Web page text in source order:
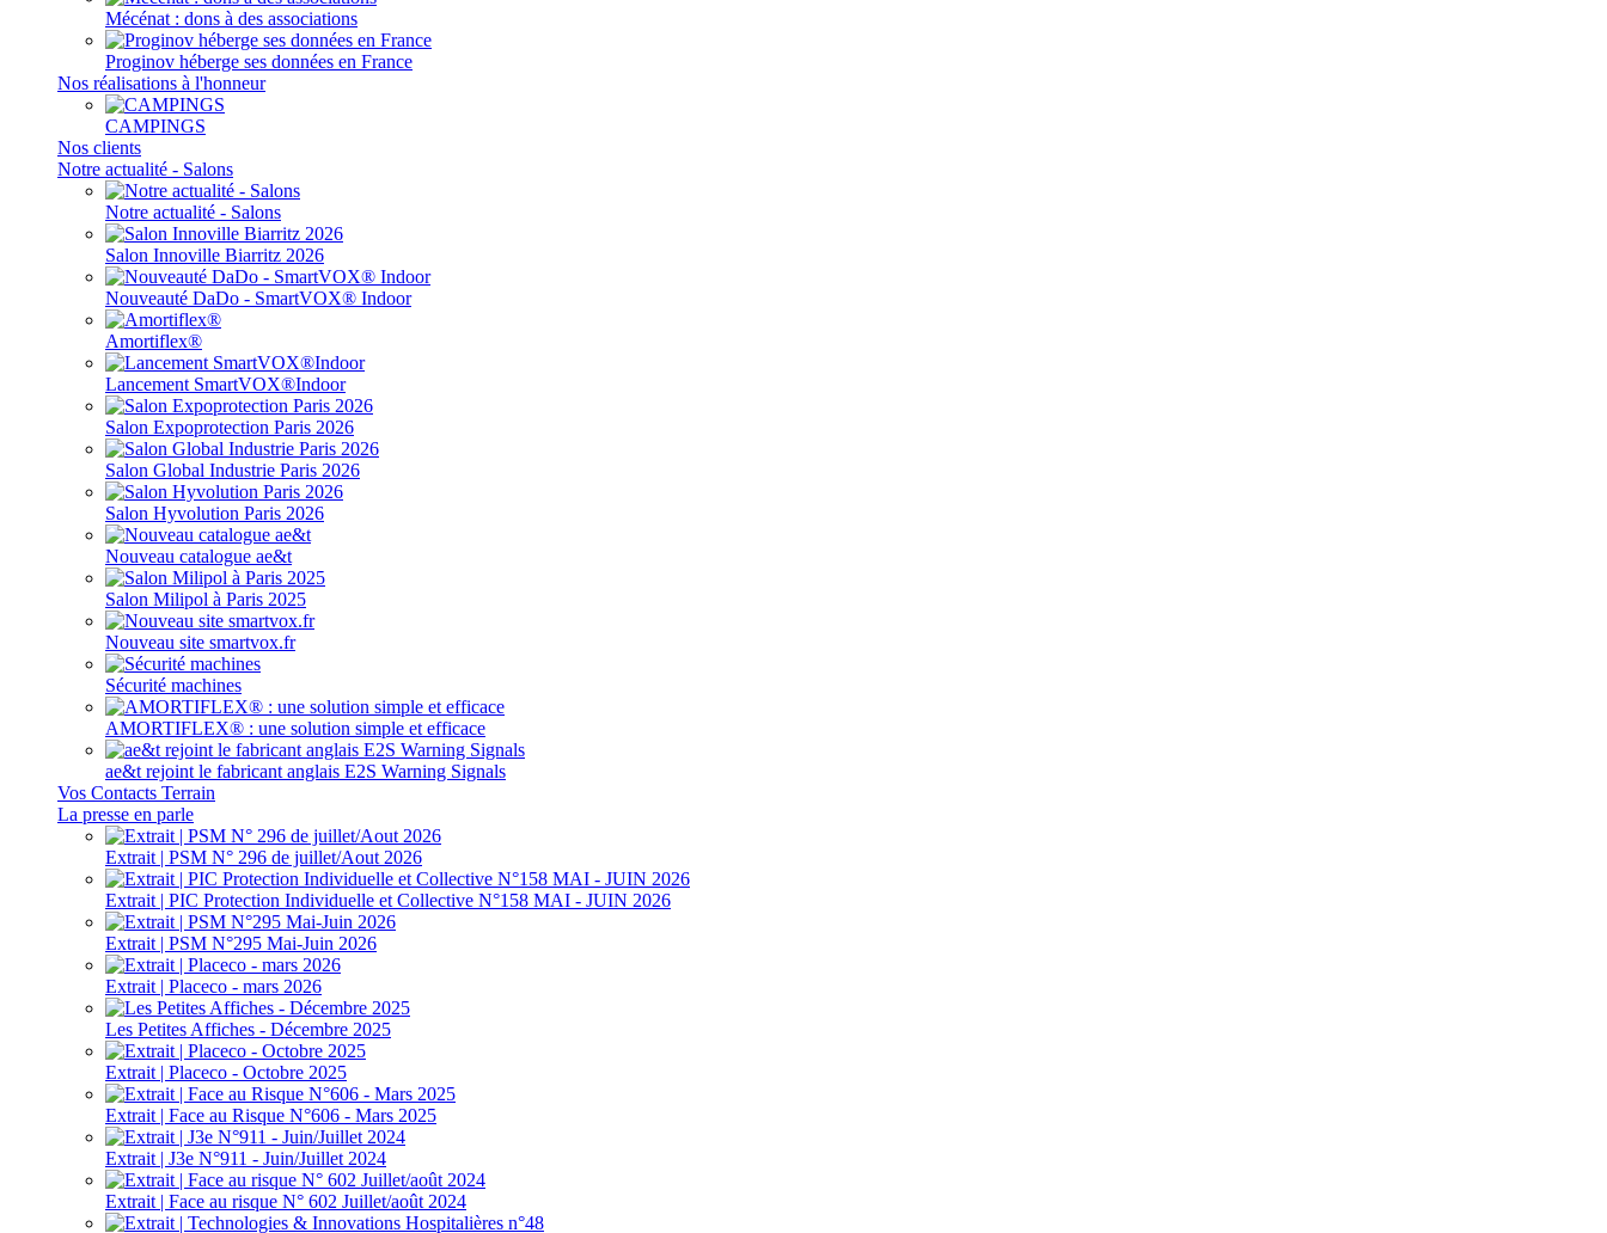
Mécénat : dons à des associations
Proginov héberge ses données en France
Nos réalisations à l'honneur
CAMPINGS
Nos clients
Notre actualité - Salons
Notre actualité - Salons
Salon Innoville Biarritz 2026
Nouveauté DaDo - SmartVOX® Indoor
Amortiflex®
Lancement SmartVOX®Indoor
Salon Expoprotection Paris 2026
Salon Global Industrie Paris 2026
Salon Hyvolution Paris 2026
Nouveau catalogue ae&t
Salon Milipol à Paris 2025
Nouveau site smartvox.fr
Sécurité machines
AMORTIFLEX® : une solution simple et efficace
ae&t rejoint le fabricant anglais E2S Warning Signals
Vos Contacts Terrain
La presse en parle
Extrait | PSM N° 296 de juillet/Aout 2026
Extrait | PIC Protection Individuelle et Collective N°158 MAI - JUIN 2026
Extrait | PSM N°295 Mai-Juin 2026
Extrait | Placeco - mars 2026
Les Petites Affiches - Décembre 2025
Extrait | Placeco - Octobre 2025
Extrait | Face au Risque N°606 - Mars 2025
Extrait | J3e N°911 - Juin/Juillet 2024
Extrait | Face au risque N° 602 Juillet/août 2024